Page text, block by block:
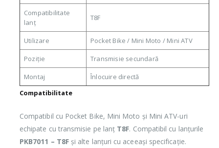
Compatibilitate
lanț
T8F
Utilizare Pocket Bike / Mini Moto / Mini ATV
Poziție Transmisie secundară
Montaj
Înlocuire directă
Compatibilitate
Compatibil cu Pocket Bike, Mini Moto și Mini ATV-uri
echipate cu transmisie pe lanț T8F. Compatibil cu lanțurile
PKB7011 – T8Fși alte lanțuri cu aceeași specificație.